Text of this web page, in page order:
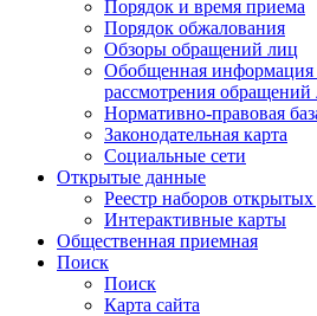
Порядок и время приема
Порядок обжалования
Обзоры обращений лиц
Обобщенная информация
рассмотрения
Нормативно-правовая
Законодательная карта
Социальные сети
Открытые данные
Реестр наборов
Интерактивные карты
Общественная приемная
Поиск
Поиск
Карта сайта